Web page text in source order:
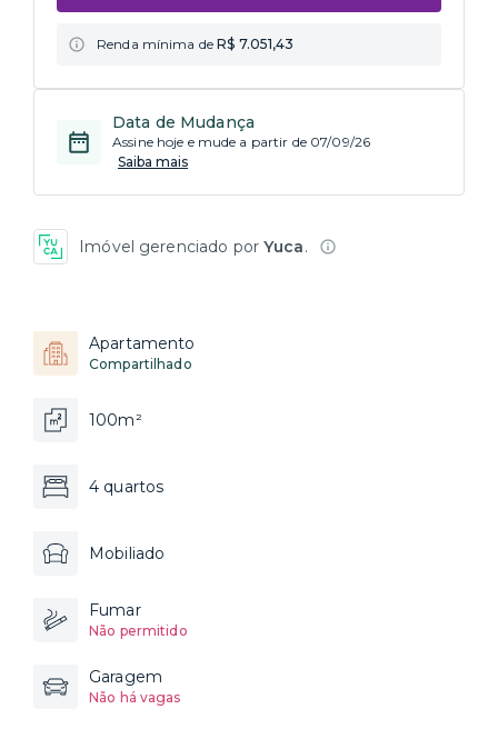
Renda mínima deR$ 7.051,43
Data de Mudança
Assine hoje e mude a partir de 07/09/26
Saiba mais
Imóvel gerenciado porYuca.
Apartamento
Compartilhado
100m²
4 quartos
Mobiliado
Fumar
Não permitido
Garagem
Não há vagas